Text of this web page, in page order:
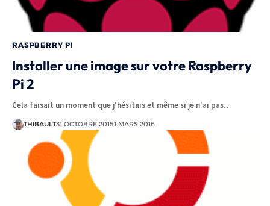
RASPBERRY PI
Installer une image sur votre Raspberry
Pi 2
Cela faisait un moment que j'hésitais et même si je n'ai pas…
THIBAULT31 OCTOBRE 20151 MARS 2016